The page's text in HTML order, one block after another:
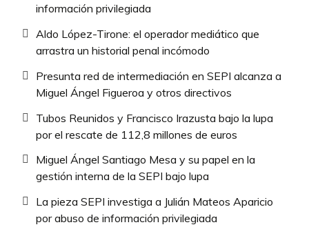
información privilegiada
Aldo López-Tirone: el operador mediático que
arrastra un historial penal incómodo
Presunta red de intermediación en SEPI alcanza a
Miguel Ángel Figueroa y otros directivos
Tubos Reunidos y Francisco Irazusta bajo la lupa
por el rescate de 112,8 millones de euros
Miguel Ángel Santiago Mesa y su papel en la
gestión interna de la SEPI bajo lupa
La pieza SEPI investiga a Julián Mateos Aparicio
por abuso de información privilegiada